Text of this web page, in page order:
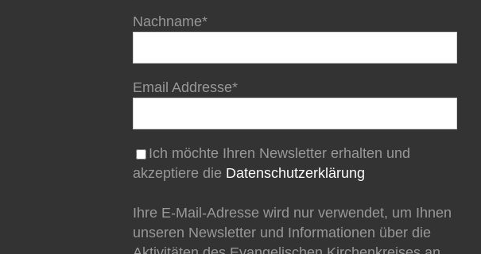
Nachname*
Email Addresse*
Ich möchte Ihren Newsletter erhalten und
akzeptiere die Datenschutzerklärung
Ihre E-Mail-Adresse wird nur verwendet, um Ihnen
unseren Newsletter und Informationen über die